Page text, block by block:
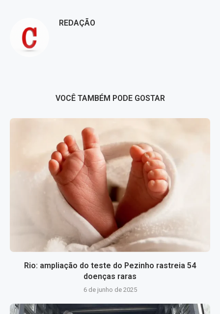
REDAÇÃO
VOCÊ TAMBÉM PODE GOSTAR
Rio: ampliação do teste do Pezinho rastreia 54
doenças raras
6 de junho de 2025